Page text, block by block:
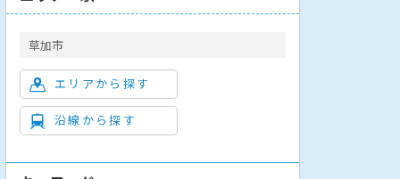
草加市
エリアから探す
沿線から探す